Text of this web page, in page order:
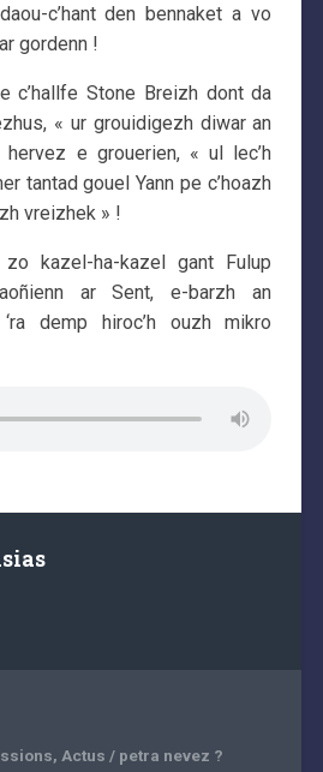
c’hant den bennaket a vo
gordenn !
c’hallfe Stone Breizh dont da
« ur grouidigezh diwar an
e grouerien, « ul lec’h
tantad gouel Yann pe c’hoazh
vreizhek » !
zo kazel-ha-kazel gant Fulup
ar Sent, e-barzh an
demp hiroc’h ouzh mikro
, Actus / petra nevez ?